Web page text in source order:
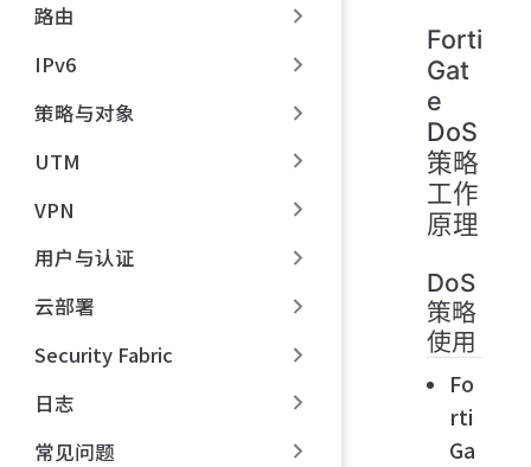
路由
IPv6
策略与对象
UTM
VPN
用户与认证
云部署
Security Fabric
日志
常见问题
Forti
Gat
e
DoS
策略
工作
原理
DoS
策略
使用
Fo
rti
Ga